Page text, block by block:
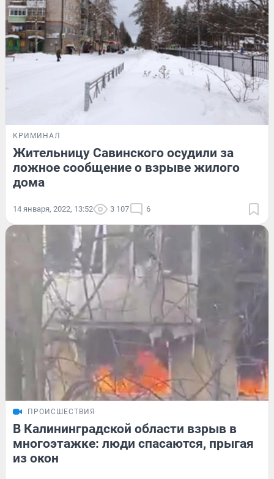
КРИМИНАЛ
Жительницу Савинского осудили за
ложное сообщение о взрыве жилого
дома
14 января, 2022, 13:52 3 107 6
ПРОИСШЕСТВИЯ
В Калининградской области взрыв в
многоэтажке: люди спасаются, прыгая
из окон